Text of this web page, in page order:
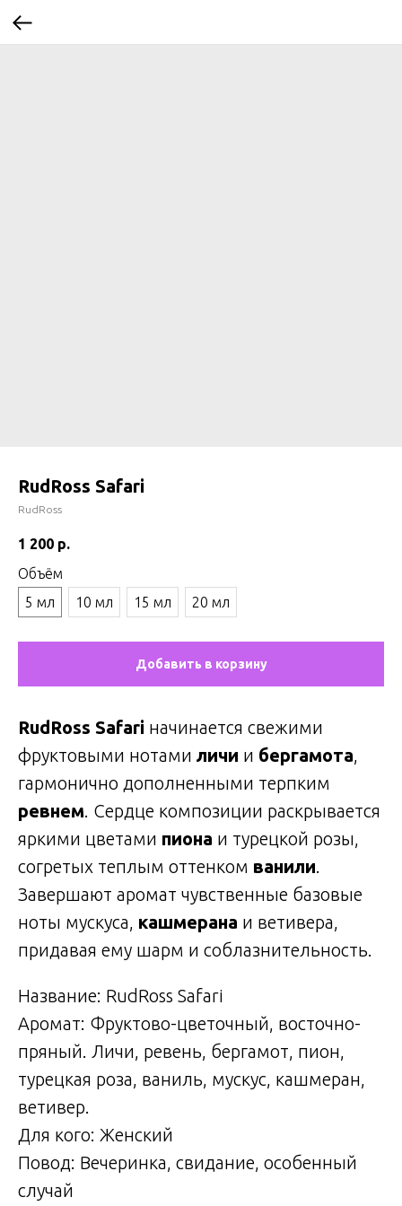
RudRoss Safari
RudRoss
1 200 р.
Объём
5 мл
10 мл 15 мл 20 мл
Добавить в корзину
RudRoss Safari начинается свежими
фруктовыми нотами личи и бергамота,
гармонично дополненными терпким
ревнем. Сердце композиции раскрывается
яркими цветами пиона и турецкой розы,
согретых теплым оттенком ванили.
Завершают аромат чувственные базовые
ноты мускуса, кашмерана и ветивера,
придавая ему шарм и соблазнительность.
Название: RudRoss Safari
Аромат: Фруктово-цветочный, восточно-
пряный. Личи, ревень, бергамот, пион,
турецкая роза, ваниль, мускус, кашмеран,
ветивер.
Для кого: Женский
Повод: Вечеринка, свидание, особенный
случай